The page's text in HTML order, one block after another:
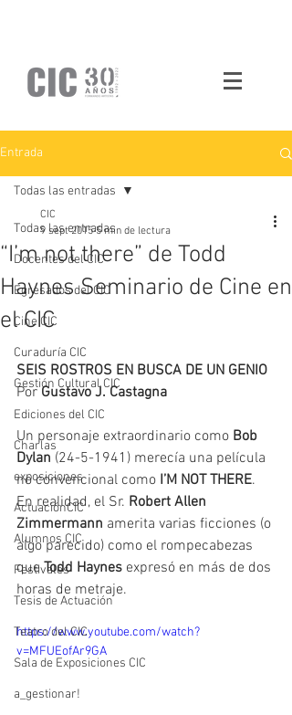
Entrada
Todas las entradas
Docentes del CIC
Egresados del CIC
Cine CIC
Curaduría CIC
Gestión Cultural CIC
Ediciones del CIC
Charlas
exposiciones
ActuaciónCIC
Alumnos CIC
Festivales
Tesis de Actuación
Teatro del CIC
Sala de Exposiciones CIC
a_gestionar!
Todas las entradas
“I’m not there” de Todd
Haynes Seminario de Cine en
el CIC
CIC
9 sept 2015 5 min de lectura
SEIS ROSTROS EN BUSCA DE UN GENIO
Por Gustavo J. Castagna
Un personaje extraordinario como Bob
Dylan (24-5-1941) merecía una película
no convencional como I’M NOT THERE.
En realidad, el Sr. Robert Allen
Zimmermann amerita varias ficciones (o
algo parecido) como el rompecabezas
que Todd Haynes expresó en más de dos
horas de metraje.
https://www.youtube.com/watch?
v=MFUEofAr9GA